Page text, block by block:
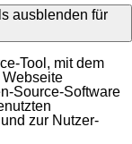
ausblenden für
Tool, mit dem
Source-Software
zur Nutzer-